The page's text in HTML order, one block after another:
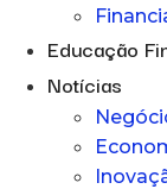
Educação
Notícias